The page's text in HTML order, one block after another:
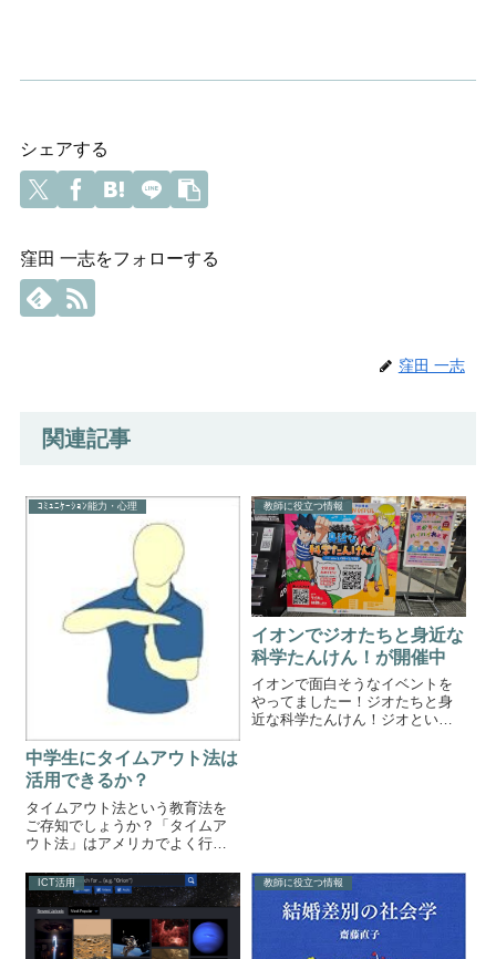
シェアする
窪田 一志をフォローする
窪田 一志
関連記事
ｺﾐｭﾆｹｰｼｮﾝ能力・心理
中学生にタイムアウト法は
活用できるか？
タイムアウト法という教育法を
ご存知でしょうか？「タイムア
ウト法」はアメリカでよく行わ
ムアウト法では子どもが望まし
くない行動を続け、親の注意を
聞けない状態になった時、子ど
もの行動を強制的に中断させ
て、クールダウンの...
教師に役立つ情報
イオンでジオたちと身近な
科学たんけん！が開催中
イオンで面白そうなイベントを
やってましたー！ジオたちと身
近な科学たんけん！ジオといえ
ICT活用 教師に役立つ情報